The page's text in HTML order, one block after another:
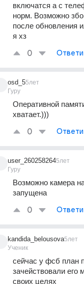
включатся а с
норм. Возможно
после обновления
я хз
0
osd_5
Гуру
5лет
Оперативной
хватает.)))
0
user_260258264
Гуру
5лет
Возможно камера
запущена
0
kandida_belousova
Ученик
5лет
сейчас у фсб план
зачействовали его
своих целях